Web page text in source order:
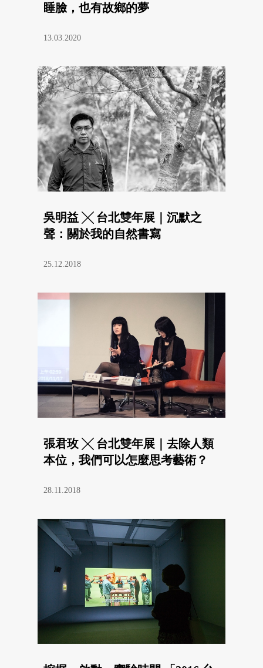
睡臉，也有故鄉的夢
13.03.2020
吳明益 ╳ 台北雙年展｜沉默之
聲：關於我的自然書寫
25.12.2018
張君玫 ╳ 台北雙年展｜去除人類
本位，我們可以怎麼思考藝術？
28.11.2018